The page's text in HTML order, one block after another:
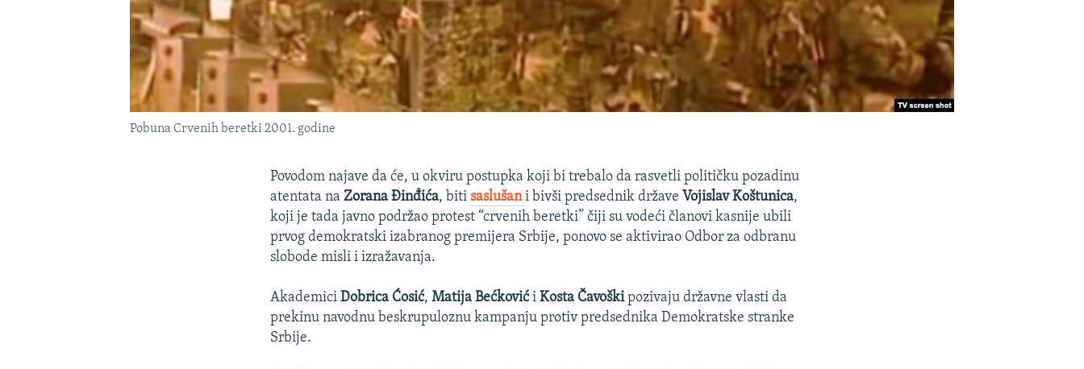
Pobuna Crvenih beretki 2001. godine
Povodom najave da će, u okviru postupka koji bi trebalo da rasvetli političku pozadinu
atentata na Zorana Đinđića, bitisaslušani bivši predsednik države Vojislav Koštunica,
koji je tada javno podržao protest “crvenih beretki” čiji su vodeći članovi kasnije ubili
prvog demokratski izabranog premijera Srbije, ponovo se aktivirao Odbor za odbranu
slobode misli i izražavanja.
AkademiciDobrica Ćosić,Matija BećkovićiKosta Čavoškipozivaju državne vlasti da
prekinu navodnu beskrupuloznu kampanju protiv predsednika Demokratske stranke
Srbije.